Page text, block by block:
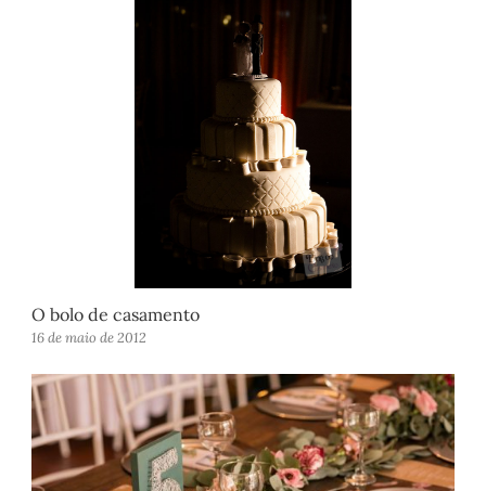
O bolo de casamento
16 de maio de 2012